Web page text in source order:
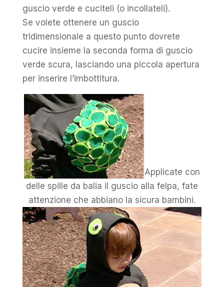
guscio verde e cuciteli (o incollateli).
Se volete ottenere un guscio
tridimensionale a questo punto dovrete
cucire insieme la seconda forma di guscio
verde scura, lasciando una piccola apertura
per inserire l’imbottitura.
Applicate con
delle spille da balia il guscio alla felpa, fate
attenzione che abbiano la sicura bambini.